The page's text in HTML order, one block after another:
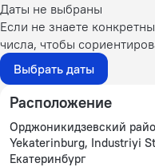
Даты не выбраны
Если не знаете
числа, чтобы
Выбрать даты
Расположение
Орджоникидзевский
Yekaterinburg, Industriyi
Екатеринбург